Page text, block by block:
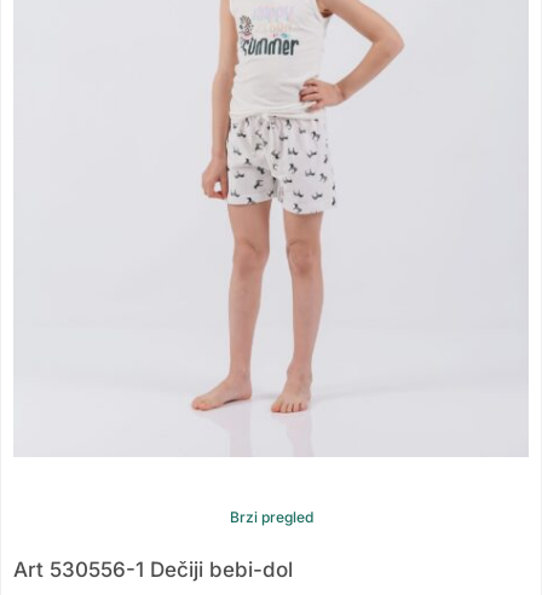
Brzi pregled
Art 530556-1 Dečiji bebi-dol